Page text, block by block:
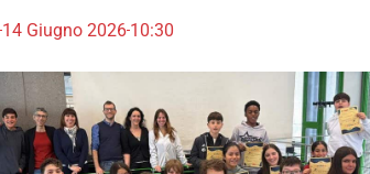
14 Giugno 202610:30